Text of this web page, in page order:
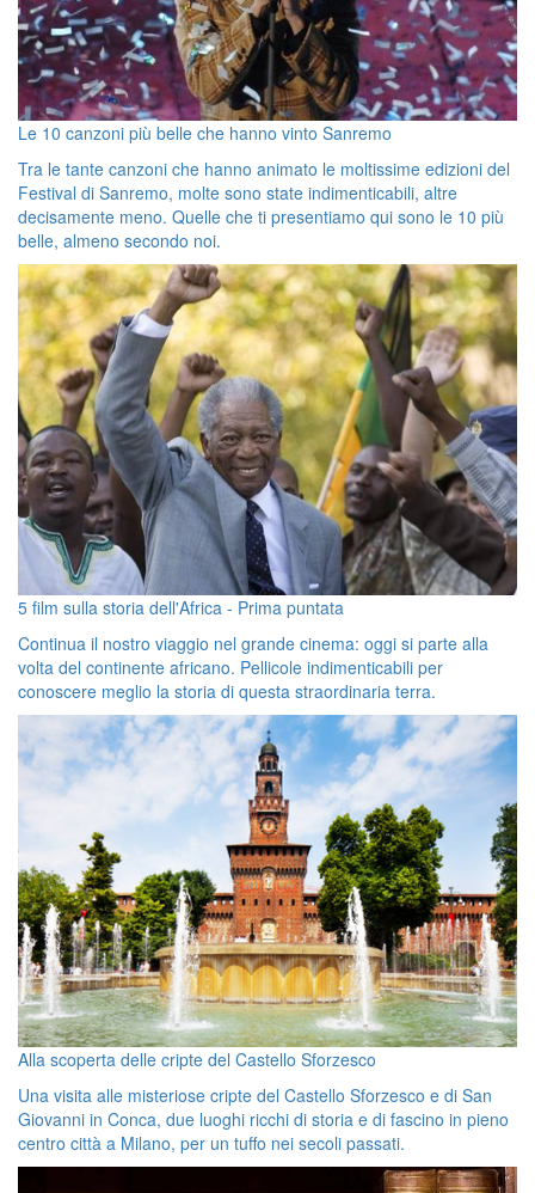
Le 10 canzoni più belle che hanno vinto Sanremo
Tra le tante canzoni che hanno animato le moltissime edizioni del
Festival di Sanremo, molte sono state indimenticabili, altre
decisamente meno. Quelle che ti presentiamo qui sono le 10 più
belle, almeno secondo noi.
5 film sulla storia dell'Africa - Prima puntata
Continua il nostro viaggio nel grande cinema: oggi si parte alla
volta del continente africano. Pellicole indimenticabili per
conoscere meglio la storia di questa straordinaria terra.
Alla scoperta delle cripte del Castello Sforzesco
Una visita alle misteriose cripte del Castello Sforzesco e di San
Giovanni in Conca, due luoghi ricchi di storia e di fascino in pieno
centro città a Milano, per un tuffo nei secoli passati.